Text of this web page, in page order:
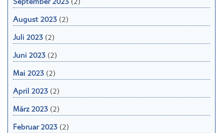
August 2023(2)
Juli 2023(2)
Juni 2023(2)
Mai 2023(2)
April 2023(2)
März 2023(2)
Februar 2023(2)